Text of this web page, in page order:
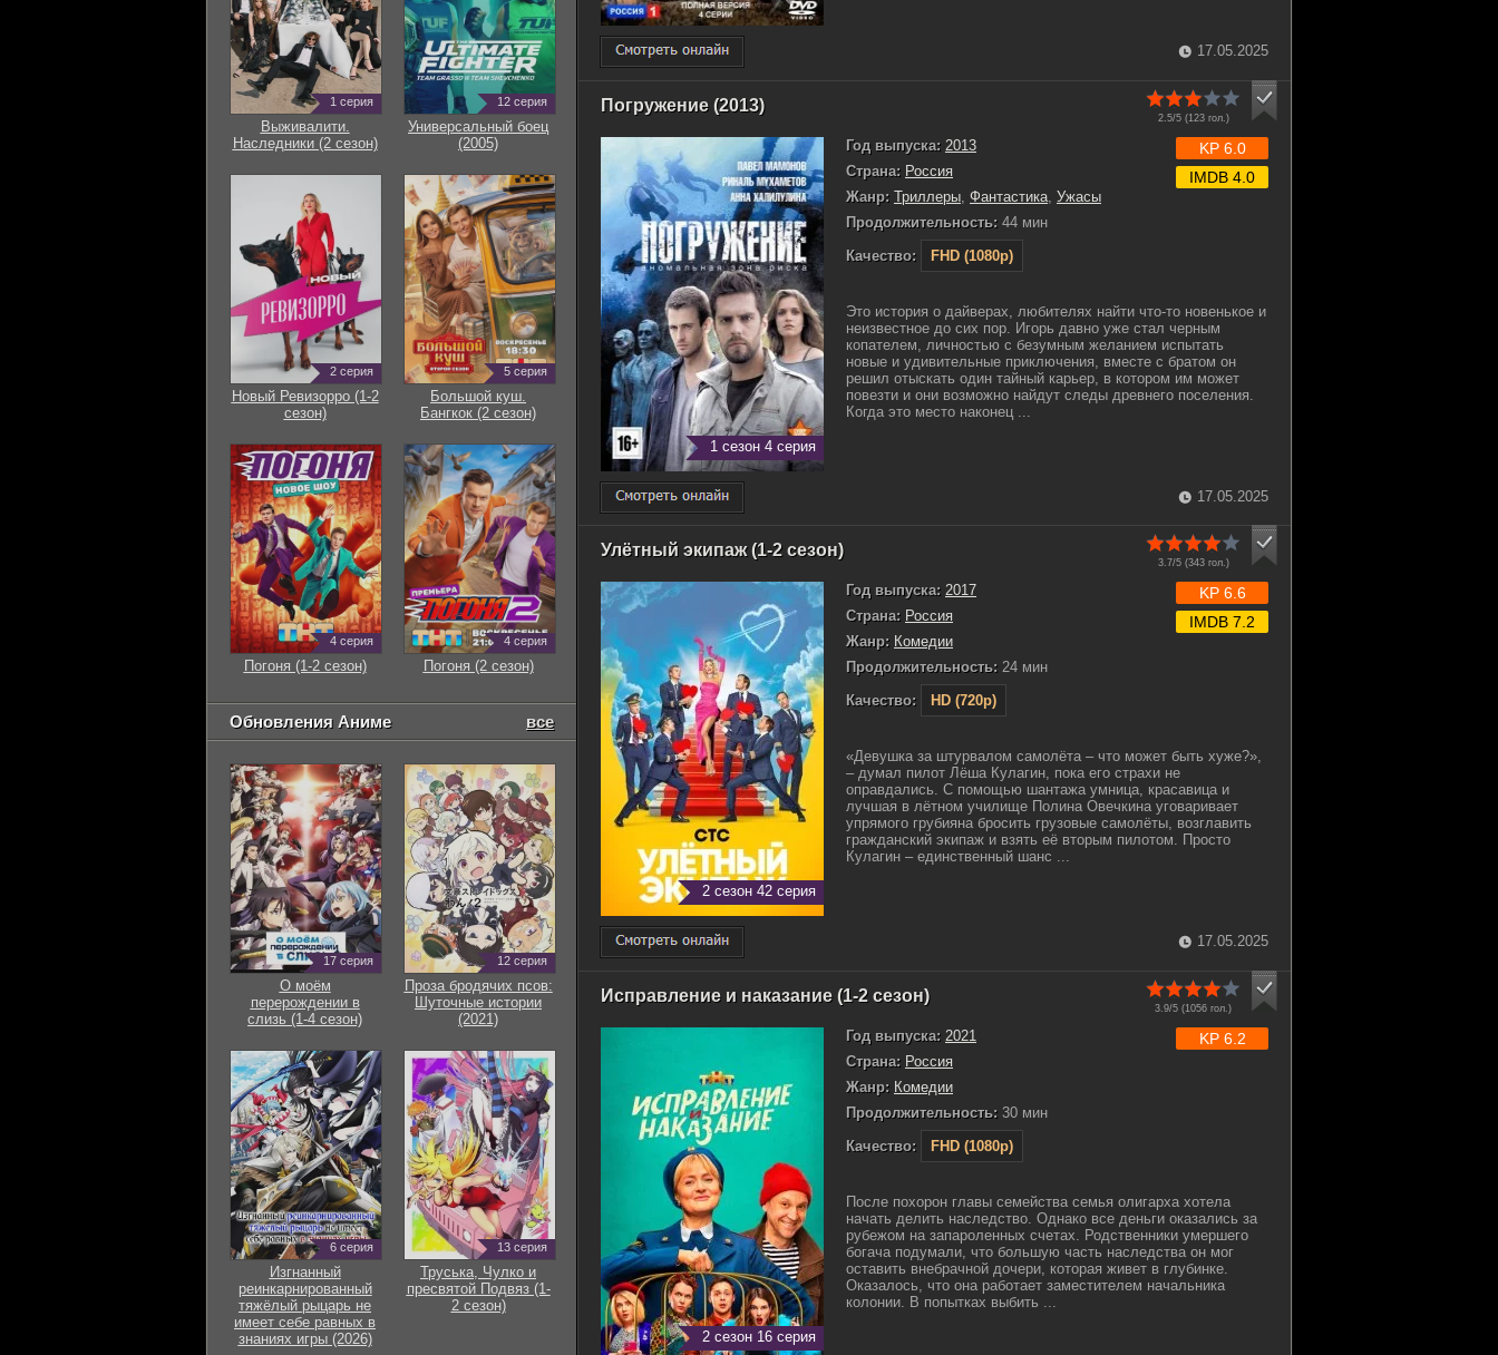
17.05.2025
Погружение (2013)
2.5/5 (123гол.)
1 сезон 4 серия
Год выпуска: 2013
Страна: Россия
Жанр: Триллеры Фантастика Ужасы
Продолжительность: 44 мин
Качество:
FHD (1080p)
KP 6.0
IMDB 4.0
Это история о дайверах, любителях найти что-то новенькое и
неизвестное до сих пор. Игорь давно уже стал черным
копателем, личностью с безумным желанием испытать
новые и удивительные приключения, вместе с братом он
решил отыскать один тайный карьер, в котором им может
повезти и они возможно найдут следы древнего поселения.
Когда это место наконец ...
17.05.2025
Улётный экипаж (1-2 сезон)
3.7/5 (343гол.)
2 сезон 42 серия
Год выпуска: 2017
Страна: Россия
Жанр: Комедии
Продолжительность: 24 мин
Качество:
HD (720p)
KP 6.6
IMDB 7.2
«Девушка за штурвалом самолёта – что может быть хуже?»,
– думал пилот Лёша Кулагин, пока его страхи не
оправдались. С помощью шантажа умница, красавица и
лучшая в лётном училище Полина Овечкина уговаривает
упрямого грубияна бросить грузовые самолёты, возглавить
гражданский экипаж и взять её вторым пилотом. Просто
Кулагин – единственный шанс ...
17.05.2025
Исправление и наказание (1-2 сезон)
3.9/5 (1056 гол.)
2 сезон 16 серия
Год выпуска: 2021
Страна: Россия
Жанр: Комедии
Продолжительность: 30 мин
Качество:
FHD (1080p)
KP 6.2
После похорон главы семейства семья олигарха хотела
начать делить наследство. Однако все деньги оказались за
рубежом на запароленных счетах. Родственники умершего
богача подумали, что большую часть наследства он мог
оставить внебрачной дочери, которая живет в глубинке.
Оказалось, что она работает заместителем начальника
колонии. В попытках выбить ...
1 серия
Выживалити.
Наследники (2 сезон)
12 серия
Универсальный боец
(2005)
2 серия
Новый Ревизорро (1-2
сезон)
5 серия
Большой куш.
Бангкок (2 сезон)
4 серия
Погоня (1-2 сезон)
4 серия
Погоня (2 сезон)
Обновления Аниме все
17 серия
О моём
перерождении в
слизь (1-4 сезон)
12 серия
Проза бродячих псов:
Шуточные истории
(2021)
6 серия
Изгнанный
реинкарнированный
тяжёлый рыцарь не
имеет себе равных в
знаниях игры (2026)
13 серия
Труська, Чулко и
пресвятой Подвяз (1-
2 сезон)